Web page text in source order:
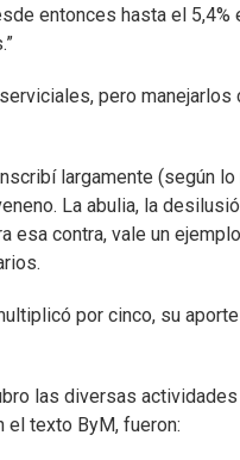
entonces hasta el
pero manejarlos
largamente (según
La abulia, la
esa contra, vale un
por cinco, su
las diversas
el texto ByM, fueron: